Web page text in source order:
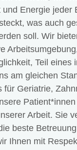
und Energie jeder
was auch
soll. Wir
Teil eines
am gleichen
für Geriatrie,
Arbeit. Sie
beste
Ihnen mit